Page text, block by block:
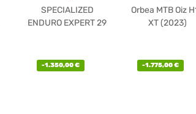
SPECIALIZED
ENDURO EXPERT 29
Orbea MTB Oiz
XT (2023)
-1.350,00€ -1.775,00€